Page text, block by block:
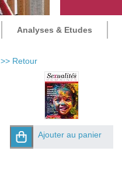
Analyses & Etudes
>> Retour
Ajouter au panier